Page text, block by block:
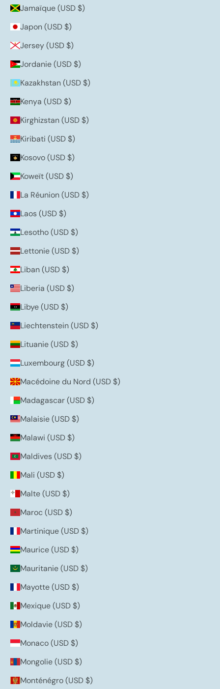
Jamaïque (USD $)
Japon (USD $)
Jersey (USD $)
Jordanie (USD $)
Kazakhstan (USD $)
Kenya (USD $)
Kirghizstan (USD $)
Kiribati (USD $)
Kosovo (USD $)
Koweït (USD $)
La Réunion (USD $)
Laos (USD $)
Lesotho (USD $)
Lettonie (USD $)
Liban (USD $)
Liberia (USD $)
Libye (USD $)
Liechtenstein (USD $)
Lituanie (USD $)
Luxembourg (USD $)
Macédoine du Nord (USD $)
Madagascar (USD $)
Malaisie (USD $)
Malawi (USD $)
Maldives (USD $)
Mali (USD $)
Malte (USD $)
Maroc (USD $)
Martinique (USD $)
Maurice (USD $)
Mauritanie (USD $)
Mayotte (USD $)
Mexique (USD $)
Moldavie (USD $)
Monaco (USD $)
Mongolie (USD $)
Monténégro (USD $)